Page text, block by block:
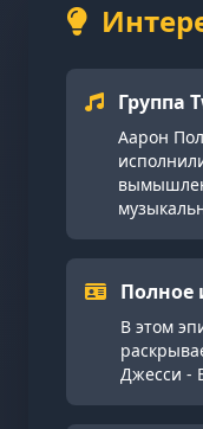
Группа
Аарон
Полное
В этом
Джесси -